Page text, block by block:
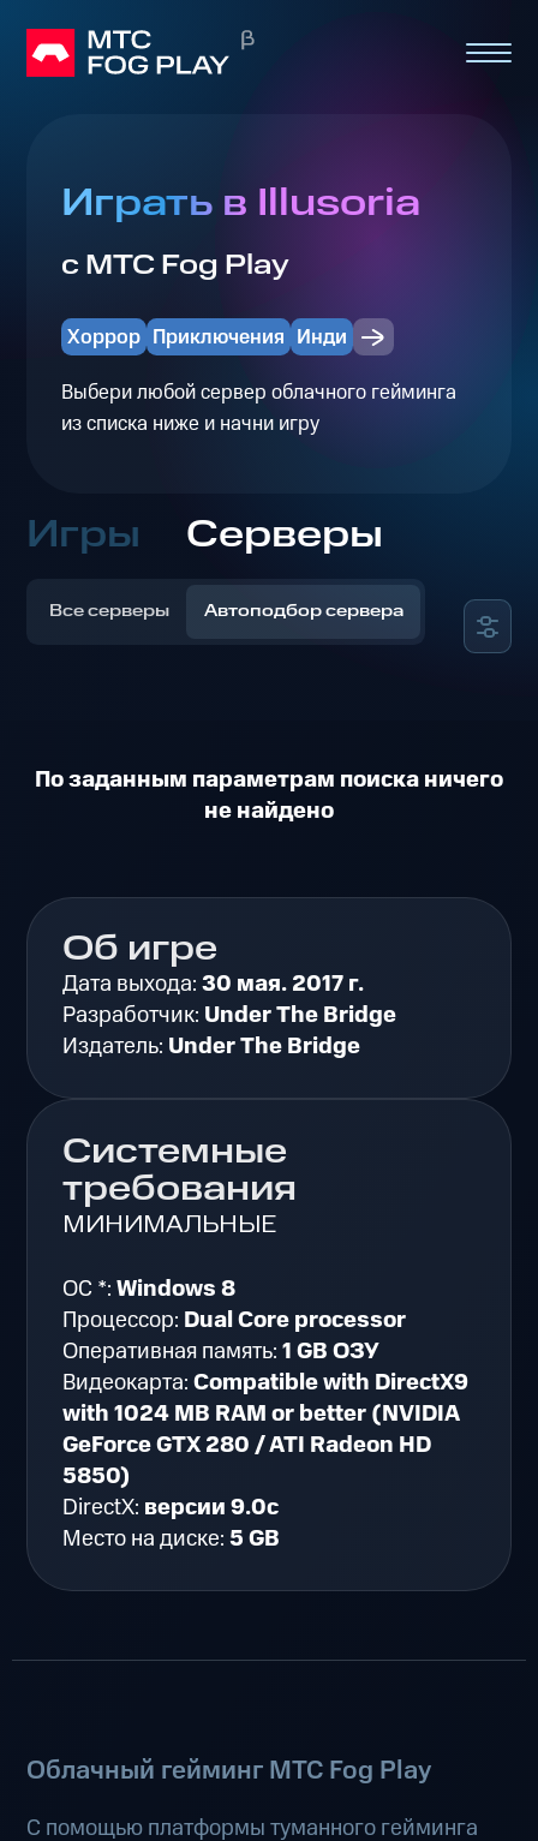
Играть в Illusoria
с МТС Fog Play
Хоррор Приключения Инди
Выбери любой сервер облачного гейминга
из списка ниже и начни игру
Игры Серверы
Все серверы Автоподбор сервера
По заданным параметрам поиска ничего
не найдено
Об игре
Дата выхода:30 мая. 2017 г.
Разработчик: Under The Bridge
Издатель: Under The Bridge
Системные
требования
МИНИМАЛЬНЫЕ
ОС *:Windows 8
Процессор: Dual Core processor
Оперативная память:1 GB ОЗУ
Видеокарта:Compatible with DirectX9
with 1024 MB RAM or better (NVIDIA
GeForce GTX 280 / ATI Radeon HD
5850)
DirectX: версии 9.0c
Место на диске:5 GB
Облачный гейминг МТС Fog Play
С помощью платформы туманного гейминга